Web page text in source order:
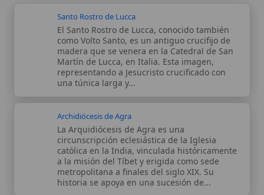
usando fuentes catolicas: escritos
patrísticos, de santos, artículos
teológicos, documentos históricos, actas
de concilios, encíclicas, fuentes
magisteriales y documentos oficiales de
la Iglesia. Proceso editorial →
Wikitólica © 2026. Enciclopedia del patrimonio doctrinal,
histórico y litúrgico de la Iglesia Católica. Parte de la red formativa
Curso Católico,Buscador CatólicoyCustodio Animae. Con
analíticas anónimas. LicenciaCC BY-SA(texto). Editado en
Valencia, España.ISSN: 3101-7339. Bajo el patrocinio de San
Carlo Acutis.
Sobre nosotros
Proceso editorial
Categorias